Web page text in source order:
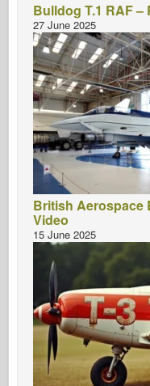
Bulldog T.1 RAF
27 June 2025
British Aerospace
Video
15 June 2025